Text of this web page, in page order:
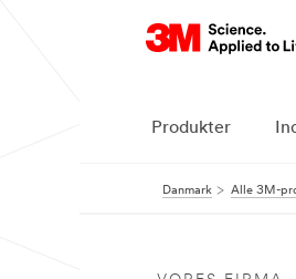
Produkter
Danmark Alle 3M-